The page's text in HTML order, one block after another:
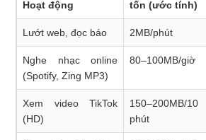
Hoạt động
tốn (ước tính)
Lướt web, đọc báo 2MB/phút
Nghe nhạc online
(Spotify, Zing MP3)
80–100MB/giờ
Xem video TikTok
(HD)
150–200MB/10
phút